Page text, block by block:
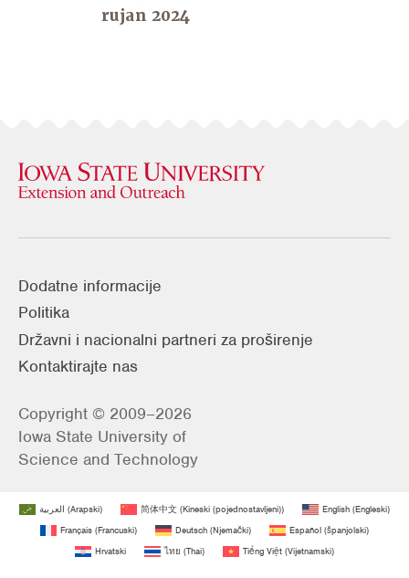
rujan 2024
Dodatne informacije
Politika
Državni i nacionalni partneri za proširenje
Kontaktirajte nas
Copyright © 2009–2026
Iowa State University of
Science and Technology
العربية (Arapski) 简体中文 (Kineski (pojednostavljeni)) English (Engleski)
Français (Francuski) Deutsch (Njemački) Español (španjolski)
Hrvatski
ไทย (Thai) Tiếng Việt (Vijetnamski)